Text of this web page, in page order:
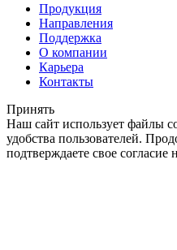
Продукция
Направления
Поддержка
О компании
Карьера
Контакты
Принять
Наш сайт использует файлы
удобства пользователей.
подтверждаете свое согласие